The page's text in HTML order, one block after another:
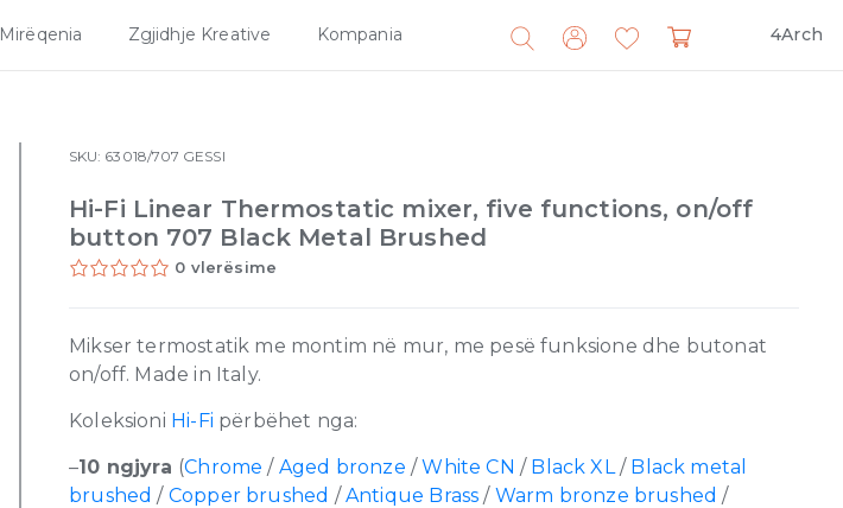
Mirëqenia Zgjidhje Kreative Kompania 4Arch
Search
for:
SKU: 63018/707 GESSI
Hi-Fi Linear Thermostatic mixer, five functions, on/off
button 707 Black Metal Brushed
0 vlerësime
Mikser termostatik me montim në mur, me pesë funksione dhe butonat
on/off. Made in Italy.
Koleksioni Hi-Fi përbëhet nga:
–10 ngjyra (Chrome / Aged bronze /White CN / Black XL/ Black metal
brushed / Copper brushed /Antique Brass / Warm bronze brushed /